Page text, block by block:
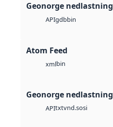
Geonorge nedlastning
APIgdbbin
Atom Feed
xmlbin
Geonorge nedlastning
APItxtvnd.sosi